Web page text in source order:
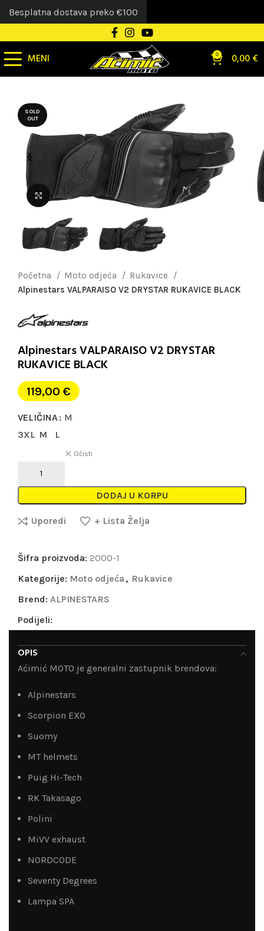
MENI 0 0,00€
SOLD
OUT
Uvećaj sliku
Početna Moto odjeća
Rukavice
Alpinestars VALPARAISO V2 DRYSTAR RUKAVICE BLACK
Alpinestars VALPARAISO V2 DRYSTAR
RUKAVICE BLACK
119,00 €
VELIČINA
M
3XL M L
Očisti
DODAJ U KORPU
Uporedi + Lista Želja
Šifra proizvoda: 2000-1
Kategorije: Moto odjeća , Rukavice
Brend: ALPINESTARS
Podijeli:
OPIS
Aćimić MOTO je generalni zastupnik brendova:
Alpinestars
Scorpion EXO
Suomy
MT helmets
Puig Hi-Tech
RK Takasago
Polini
MiVV exhaust
NORDCODE
Seventy Degrees
Lampa SPA
Besplatna dostava preko €100